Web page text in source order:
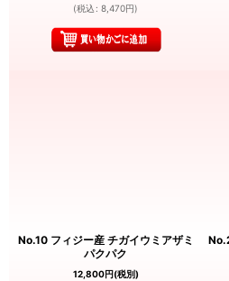
(税込 : 8,470円)
No.10 フィジー産 チガイウミアザミ
パクパク
12,800円(税別)